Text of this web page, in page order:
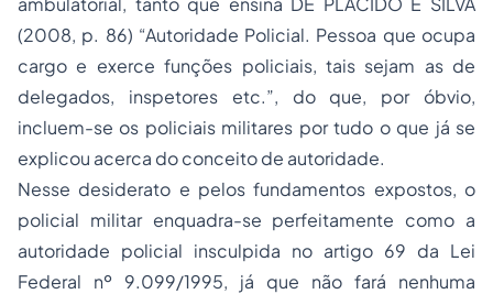
(2008, p. 86) “Autoridade Policial. Pessoa que ocupa
cargo e exerce funções policiais, tais sejam as de
delegados, inspetores etc.”, do que, por óbvio,
incluem-se os policiais militares por tudo o que já se
explicou acerca do conceito de autoridade.
Nesse desiderato e pelos fundamentos expostos, o
policial militar enquadra-se perfeitamente como a
autoridade policial insculpida no artigo 69 da Lei
Federal nº 9.099/1995, já que não fará nenhuma